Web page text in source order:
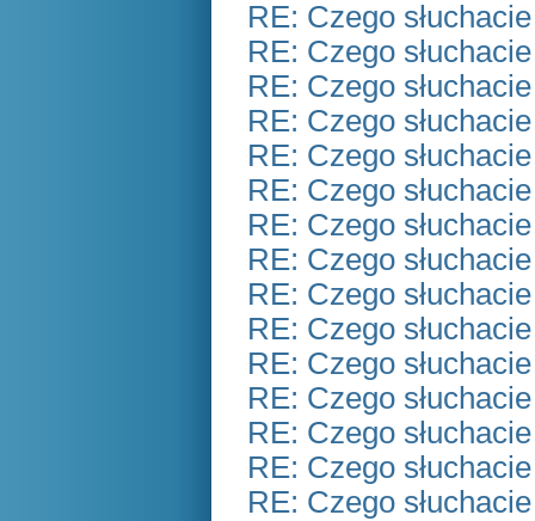
RE: Czego
RE: Czego
RE: Czego
RE: Czego
RE: Czego
RE: Czego
RE: Czego
RE: Czego
RE: Czego
RE: Czego
RE: Czego
RE: Czego
RE: Czego
RE: Czego
RE: Czego